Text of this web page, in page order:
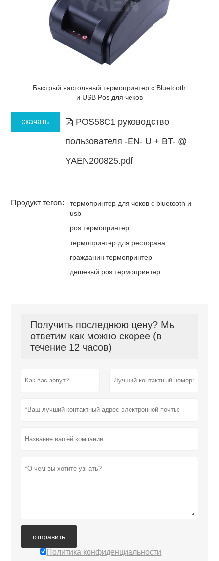
Быстрый настольный термопринтер с Bluetooth
и USB Pos для чеков
скачать  POS58C1 руководство
пользователя -EN- U + BT- @
YAEN200825.pdf
Продукт тегов:
термопринтер для чеков с bluetooth и
usb
pos термопринтер
термопринтер для ресторана
гражданин термопринтер
дешевый pos термопринтер
Получить последнюю цену? Мы
ответим как можно скорее (в
течение 12 часов)
отправить
Политика конфиденциальности